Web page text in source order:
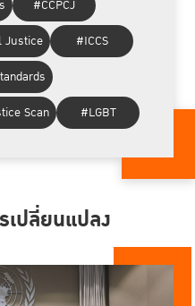
#CCPCJ
Justice
#ICCS
Scan #LGBT
เปลี่ยนแปลง